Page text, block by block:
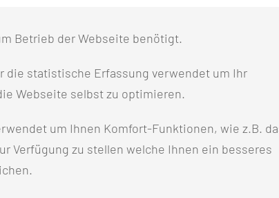
Betrieb der Webseite benötigt.
die statistische Erfassung verwendet um Ihr
Webseite selbst zu optimieren.
um Ihnen Komfort-Funktionen, wie z.B.
Verfügung zu stellen welche Ihnen ein besseres